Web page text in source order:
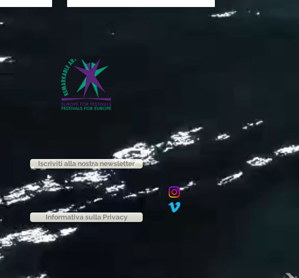
Iscriviti alla nostra newsletter
Informativa sulla Privacy